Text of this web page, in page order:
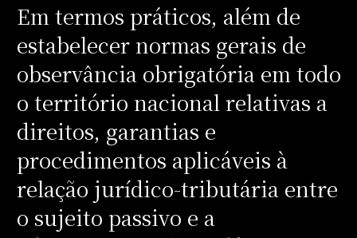
Em termos práticos, além de
estabelecer normas gerais de
observância obrigatória em todo
o território nacional relativas a
direitos, garantias e
procedimentos aplicáveis à
relação jurídico-tributária entre
o sujeito passivo e a